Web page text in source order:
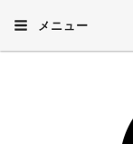
メニュー